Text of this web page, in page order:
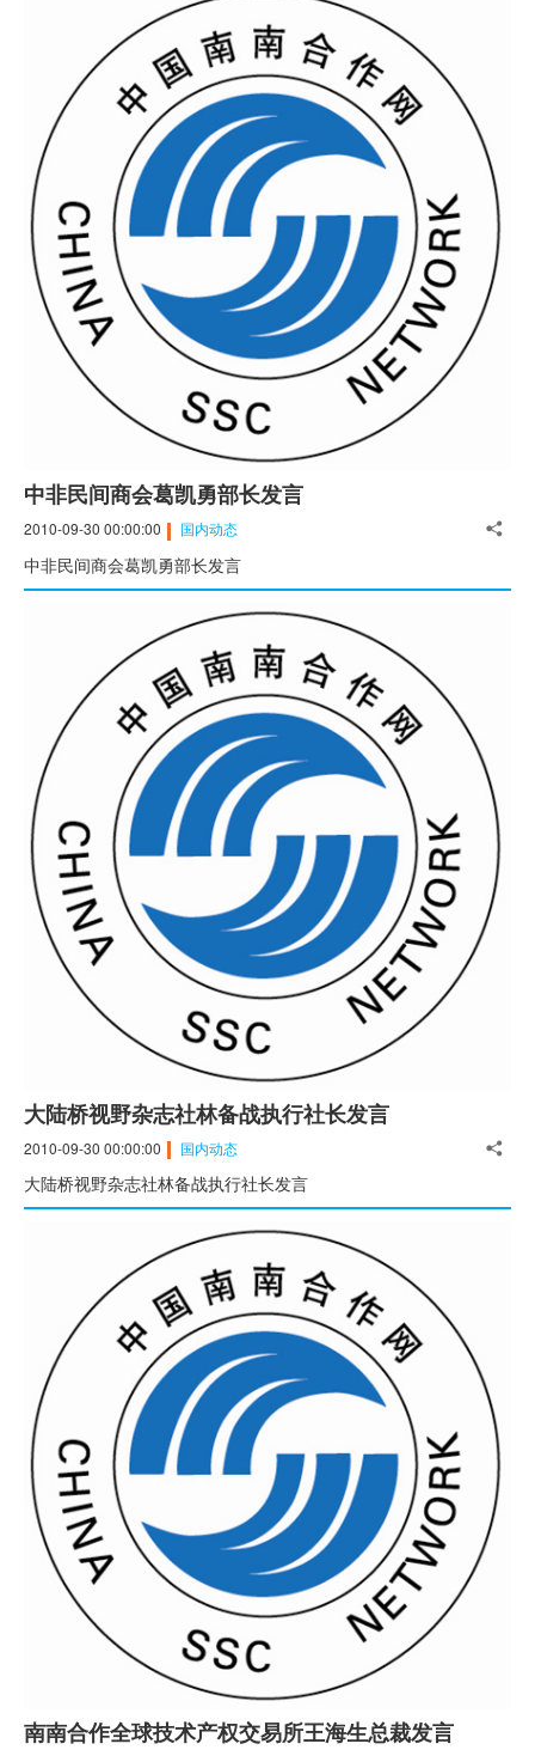
中非民间商会葛凯勇部长发言
2010-09-30 00:00:00 国内动态
中非民间商会葛凯勇部长发言
大陆桥视野杂志社林备战执行社长发言
2010-09-30 00:00:00 国内动态
大陆桥视野杂志社林备战执行社长发言
南南合作全球技术产权交易所王海生总裁发言